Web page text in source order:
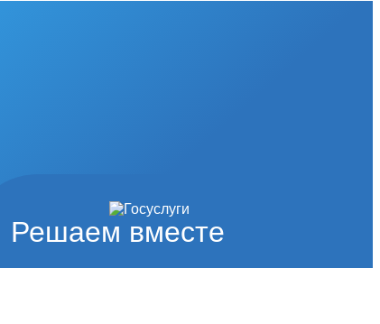
Решаем вместе